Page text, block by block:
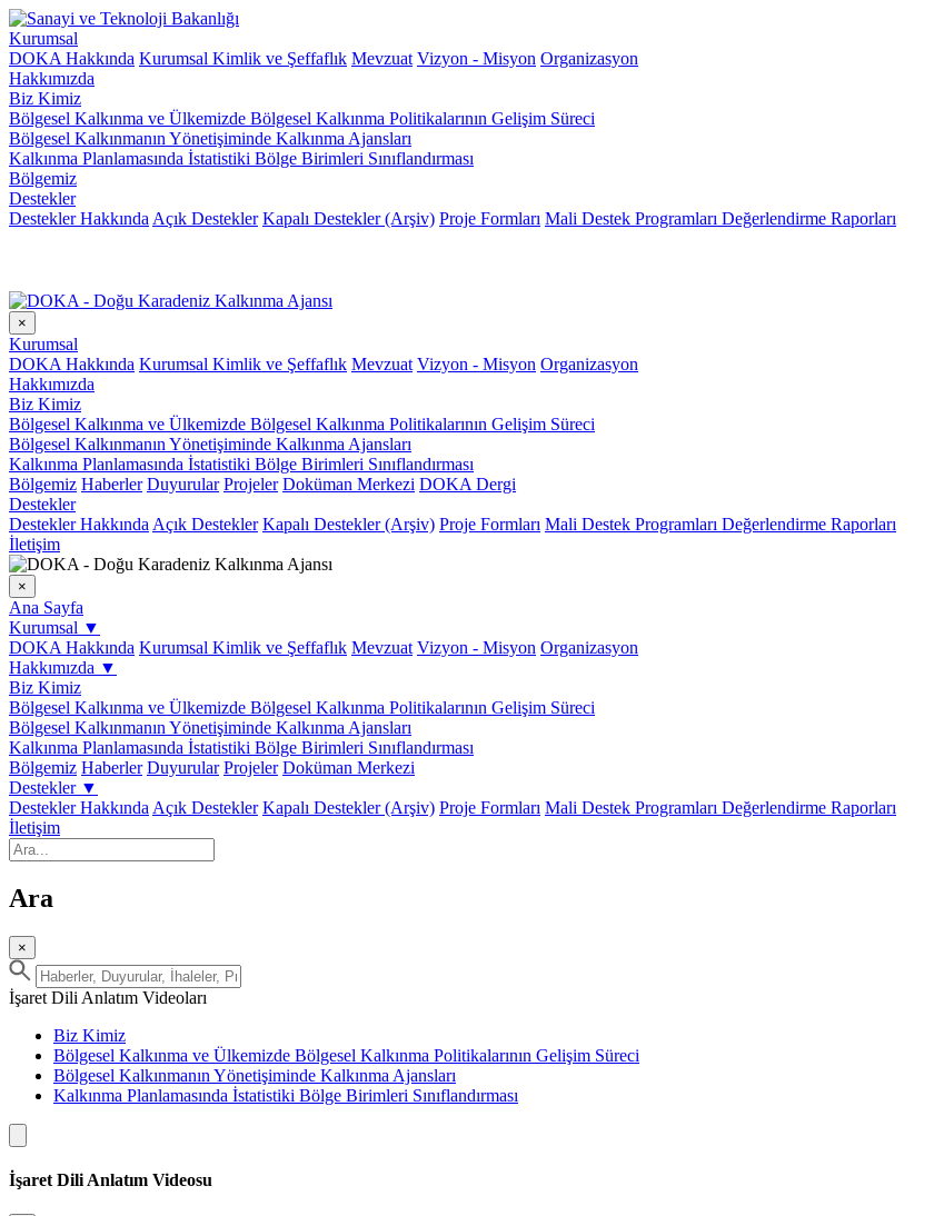
Kurumsal
DOKA Hakkında Kurumsal Kimlik ve Şeffaflık Mevzuat Vizyon - Misyon Organizasyon
Hakkımızda
Biz Kimiz
Bölgesel Kalkınma ve Ülkemizde Bölgesel Kalkınma Politikalarının Gelişim Süreci
Bölgesel Kalkınmanın Yönetişiminde Kalkınma Ajansları
Kalkınma Planlamasında İstatistiki Bölge Birimleri Sınıflandırması
Bölgemiz
Destekler
Destekler Hakkında Açık Destekler Kapalı Destekler (Arşiv) Proje Formları Mali Destek Programları Değerlendirme Raporları
×
Kurumsal
DOKA Hakkında Kurumsal Kimlik ve Şeffaflık Mevzuat Vizyon - Misyon Organizasyon
Hakkımızda
Biz Kimiz
Bölgesel Kalkınma ve Ülkemizde Bölgesel Kalkınma Politikalarının Gelişim Süreci
Bölgesel Kalkınmanın Yönetişiminde Kalkınma Ajansları
Kalkınma Planlamasında İstatistiki Bölge Birimleri Sınıflandırması
Bölgemiz Haberler Duyurular Projeler Doküman Merkezi DOKA Dergi
Destekler
Destekler Hakkında Açık Destekler Kapalı Destekler (Arşiv) Proje Formları Mali Destek Programları Değerlendirme Raporları
İletişim
×
Ana Sayfa
Kurumsal ▼
DOKA Hakkında Kurumsal Kimlik ve Şeffaflık Mevzuat Vizyon - Misyon Organizasyon
Hakkımızda ▼
Biz Kimiz
Bölgesel Kalkınma ve Ülkemizde Bölgesel Kalkınma Politikalarının Gelişim Süreci
Bölgesel Kalkınmanın Yönetişiminde Kalkınma Ajansları
Kalkınma Planlamasında İstatistiki Bölge Birimleri Sınıflandırması
Bölgemiz Haberler Duyurular Projeler Doküman Merkezi
Destekler ▼
Destekler Hakkında Açık Destekler Kapalı Destekler (Arşiv) Proje Formları Mali Destek Programları Değerlendirme Raporları
İletişim
Ara
×
İşaret Dili Anlatım Videoları
Biz Kimiz
Bölgesel Kalkınma ve Ülkemizde Bölgesel Kalkınma Politikalarının Gelişim Süreci
Bölgesel Kalkınmanın Yönetişiminde Kalkınma Ajansları
Kalkınma Planlamasında İstatistiki Bölge Birimleri Sınıflandırması
İşaret Dili Anlatım Videosu